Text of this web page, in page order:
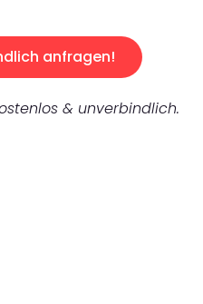
anfragen!
& unverbindlich.